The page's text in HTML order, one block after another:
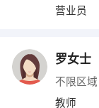
营业员
罗女士
不限区域
教师